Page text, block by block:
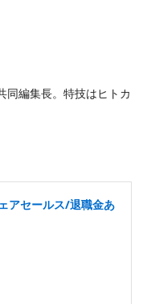
編集長。特技はヒトカ
アセールス/退職金あ